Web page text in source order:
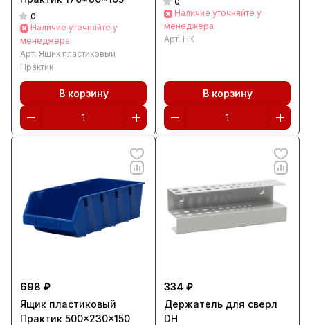
0
Наличие уточняйте у
менеджера
Арт. Ящик пластиковый
Практик
В корзину
Наличие уточняйте у
менеджера
Арт. НК
В корзину
698 ₽
Ящик пластиковый
Практик 500x230x150
334 ₽
Держатель для сверл
DH